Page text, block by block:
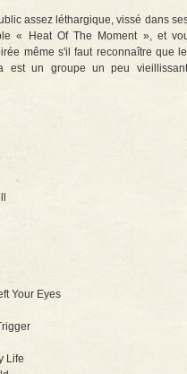
assez léthargique, vissé dans
« Heat Of The Moment », et
même s'il faut reconnaître que
est un groupe un peu
Your Eyes
Life